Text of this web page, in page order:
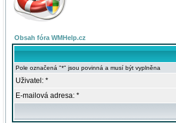
Obsah fóra WMHelp.cz
Pole označená "*" jsou povinná a musí být vyplněna
Uživatel: *
E-mailová adresa: *